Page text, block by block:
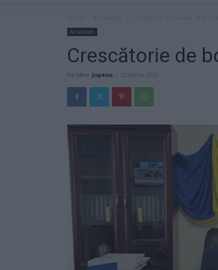
Actualitate
Crescătorie de
De către Jupanu - 23 aprilie 2026